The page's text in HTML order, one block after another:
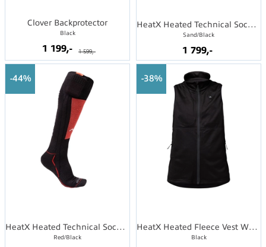
Clover Backprotector
Black
1 199,- 1 599,-
HeatX Heated Technical Socks w/batt.
Sand/Black
1 799,-
44%
HeatX Heated Technical Socks w/batt.
Red/Black
38%
HeatX Heated Fleece Vest Womens
Black